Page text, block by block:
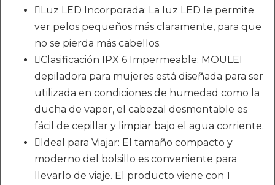
Luz LED Incorporada: La luz LED le permite
ver pelos pequeños más claramente, para que
no se pierda más cabellos.
Clasificación IPX 6 Impermeable: MOULEI
depiladora para mujeres está diseñada para ser
utilizada en condiciones de humedad como la
ducha de vapor, el cabezal desmontable es
fácil de cepillar y limpiar bajo el agua corriente.
Ideal para Viajar: El tamaño compacto y
moderno del bolsillo es conveniente para
llevarlo de viaje. El producto viene con 1